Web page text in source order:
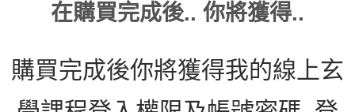
在購買完成後.. 你將獲得..
購買完成後你將獲得我的線上玄